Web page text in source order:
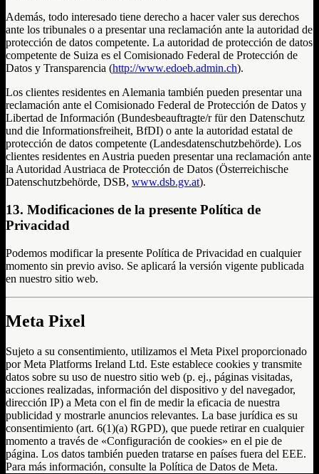
Además, todo interesado tiene derecho a hacer valer sus derechos
ante los tribunales o a presentar una reclamación ante la autoridad de
protección de datos competente. La autoridad de protección de datos
competente de Suiza es el Comisionado Federal de Protección de
Datos y Transparencia (http://www.edoeb.admin.ch).
Los clientes residentes en Alemania también pueden presentar una
reclamación ante el Comisionado Federal de Protección de Datos y
Libertad de Información (Bundesbeauftragte/r für den Datenschutz
und die Informationsfreiheit, BfDI) o ante la autoridad estatal de
protección de datos competente (Landesdatenschutzbehörde). Los
clientes residentes en Austria pueden presentar una reclamación ante
la Autoridad Austriaca de Protección de Datos (Österreichische
Datenschutzbehörde, DSB, www.dsb.gv.at).
13. Modificaciones de la presente Política de
Privacidad
Podemos modificar la presente Política de Privacidad en cualquier
momento sin previo aviso. Se aplicará la versión vigente publicada
en nuestro sitio web.
Meta Pixel
Sujeto a su consentimiento, utilizamos el Meta Pixel proporcionado
por Meta Platforms Ireland Ltd. Este establece cookies y transmite
datos sobre su uso de nuestro sitio web (p. ej., páginas visitadas,
acciones realizadas, información del dispositivo y del navegador,
dirección IP) a Meta con el fin de medir la eficacia de nuestra
publicidad y mostrarle anuncios relevantes. La base jurídica es su
consentimiento (art. 6(1)(a) RGPD), que puede retirar en cualquier
momento a través de «Configuración de cookies» en el pie de
página. Los datos también pueden tratarse en países fuera del EEE.
Para más información, consulte la Política de Datos de Meta.